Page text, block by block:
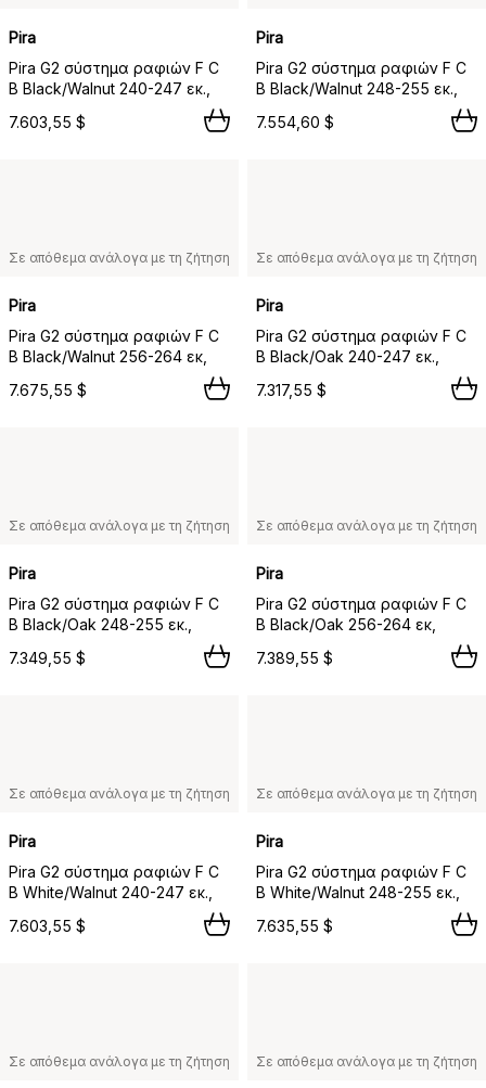
Pira
Pira G2 σύστημα ραφιών F C
B Black/Walnut 240-247 εκ.,
7.603,55 $
Pira
Pira G2 σύστημα ραφιών F C
B Black/Walnut 248-255 εκ.,
7.554,60 $
Σε απόθεμα ανάλογα με τη ζήτηση
Pira
Pira G2 σύστημα ραφιών F C
B Black/Walnut 256-264 εκ,
7.675,55 $
Σε απόθεμα ανάλογα με τη ζήτηση
Pira
Pira G2 σύστημα ραφιών F C
B Black/Oak 240-247 εκ.,
7.317,55 $
Σε απόθεμα ανάλογα με τη ζήτηση
Pira
Pira G2 σύστημα ραφιών F C
B Black/Oak 248-255 εκ.,
7.349,55 $
Σε απόθεμα ανάλογα με τη ζήτηση
Pira
Pira G2 σύστημα ραφιών F C
B Black/Oak 256-264 εκ,
7.389,55 $
Σε απόθεμα ανάλογα με τη ζήτηση
Pira
Pira G2 σύστημα ραφιών F C
B White/Walnut 240-247 εκ.,
7.603,55 $
Σε απόθεμα ανάλογα με τη ζήτηση
Pira
Pira G2 σύστημα ραφιών F C
B White/Walnut 248-255 εκ.,
7.635,55 $
Σε απόθεμα ανάλογα με τη ζήτηση Σε απόθεμα ανάλογα με τη ζήτηση